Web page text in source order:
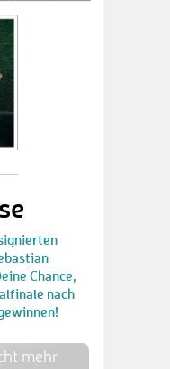
Chance,
nach
mehr